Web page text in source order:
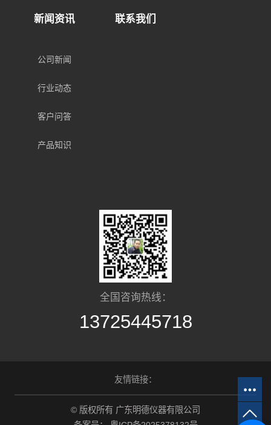
新闻资讯
公司新闻
行业动态
客户问答
产品知识
联系我们
全国咨询热线：
13725445718
友情链接：
© 版权所有 广东明德仪器有限公司